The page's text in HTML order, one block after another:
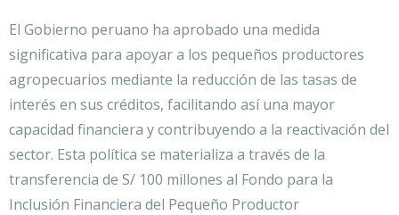
El Gobierno peruano ha aprobado una medida
significativa para apoyar a los pequeños productores
agropecuarios mediante la reducción de las tasas de
interés en sus créditos, facilitando así una mayor
capacidad financiera y contribuyendo a la reactivación del
sector. Esta política se materializa a través de la
transferencia de S/ 100 millones al Fondo para la
Inclusión Financiera del Pequeño Productor